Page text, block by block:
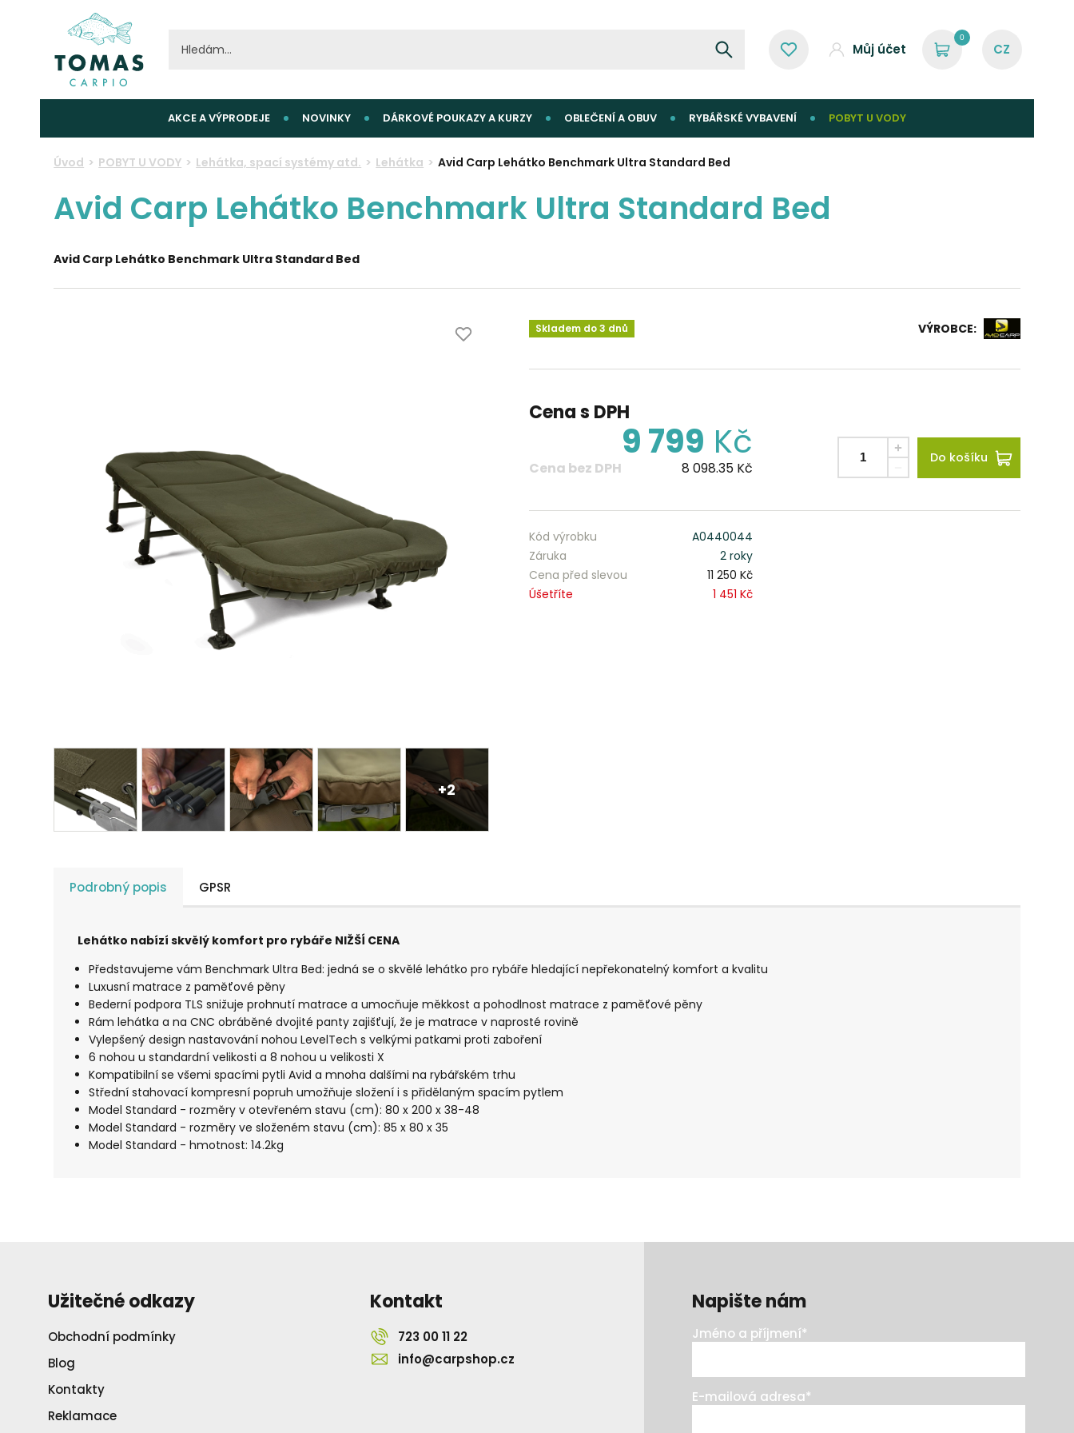
Můj účet
0
AKCE A VÝPRODEJE NOVINKY DÁRKOVÉ POUKAZY A KURZY OBLEČENÍ A OBUV RYBÁŘSKÉ VYBAVENÍ POBYT U VODY
Úvod POBYT U VODY Lehátka, spací systémy atd. Lehátka Avid Carp Lehátko Benchmark Ultra Standard Bed
Avid Carp Lehátko Benchmark Ultra Standard Bed
Avid Carp Lehátko Benchmark Ultra Standard Bed
+2
Skladem do 3 dnů VÝROBCE:
Cena s DPH
9 799 Kč
Cena bez DPH 8 098.35Kč
Do košíku
Kód výrobku
A0440044
Záruka
2 roky
Cena před slevou
11 250 Kč
Úšetříte
1 451 Kč
Podrobný popis GPSR
Lehátko nabízí skvělý komfort pro rybáře NIŽŠÍ CENA
Představujeme vám Benchmark Ultra Bed: jedná se o skvělé lehátko pro rybáře hledající nepřekonatelný komfort a kvalitu
Luxusní matrace z paměťové pěny
Bederní podpora TLS snižuje prohnutí matrace a umocňuje měkkost a pohodlnost matrace z paměťové pěny
Rám lehátka a na CNC obráběné dvojité panty zajišťují, že je matrace v naprosté rovině
Vylepšený design nastavování nohou LevelTech s velkými patkami proti zaboření
6 nohou u standardní velikosti a 8 nohou u velikosti X
Kompatibilní se všemi spacími pytli Avid a mnoha dalšími na rybářském trhu
Střední stahovací kompresní popruh umožňuje složení i s přidělaným spacím pytlem
Model Standard - rozměry v otevřeném stavu (cm): 80 x 200 x 38-48
Model Standard - rozměry ve složeném stavu (cm): 85 x 80 x 35
Model Standard - hmotnost: 14.2kg
Užitečné odkazy
Obchodní podmínky
Blog
Kontakty
Reklamace
Kontakt
723 00 11 22
info@carpshop.cz
Napište nám
Jméno a příjmení*
E-mailová adresa*